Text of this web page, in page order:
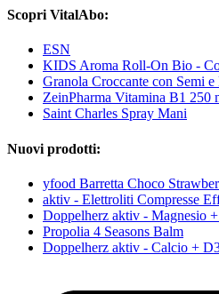
Scopri VitalAbo:
ESN
KIDS Aroma Roll-On Bio -
Granola Croccante con Semi
ZeinPharma Vitamina B1 250
Saint Charles Spray Mani
Nuovi prodotti:
yfood Barretta Choco
aktiv - Elettroliti Compresse
Doppelherz aktiv - Magnesio
Propolia 4 Seasons Balm
Doppelherz aktiv - Calcio +